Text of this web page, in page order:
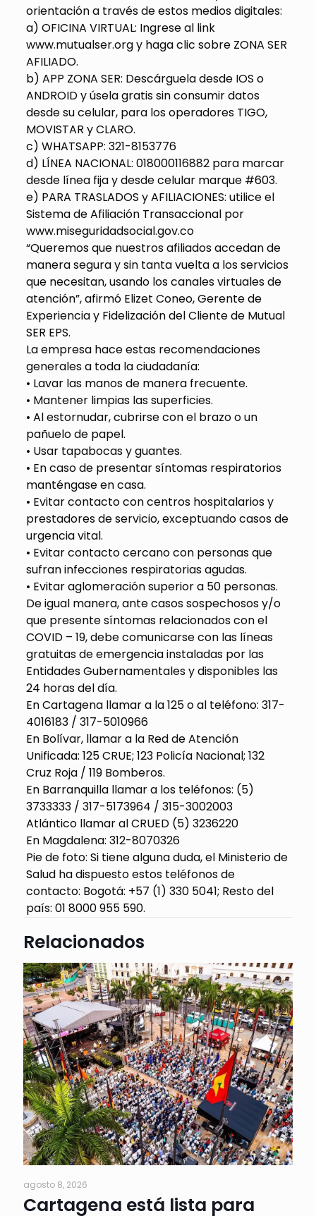
orientación a través de estos medios digitales:
a) OFICINA VIRTUAL: Ingrese al link
www.mutualser.org y haga clic sobre ZONA SER
AFILIADO.
b) APP ZONA SER: Descárguela desde IOS o
ANDROID y úsela gratis sin consumir datos
desde su celular, para los operadores TIGO,
MOVISTAR y CLARO.
c) WHATSAPP: 321-8153776
d) LÍNEA NACIONAL: 018000116882 para marcar
desde línea fija y desde celular marque #603.
e) PARA TRASLADOS y AFILIACIONES: utilice el
Sistema de Afiliación Transaccional por
www.miseguridadsocial.gov.co
“Queremos que nuestros afiliados accedan de
manera segura y sin tanta vuelta a los servicios
que necesitan, usando los canales virtuales de
atención”, afirmó Elizet Coneo, Gerente de
Experiencia y Fidelización del Cliente de Mutual
SER EPS.
La empresa hace estas recomendaciones
generales a toda la ciudadanía:
• Lavar las manos de manera frecuente.
• Mantener limpias las superficies.
• Al estornudar, cubrirse con el brazo o un
pañuelo de papel.
• Usar tapabocas y guantes.
• En caso de presentar síntomas respiratorios
manténgase en casa.
• Evitar contacto con centros hospitalarios y
prestadores de servicio, exceptuando casos de
urgencia vital.
• Evitar contacto cercano con personas que
sufran infecciones respiratorias agudas.
• Evitar aglomeración superior a 50 personas.
De igual manera, ante casos sospechosos y/o
que presente síntomas relacionados con el
COVID – 19, debe comunicarse con las líneas
gratuitas de emergencia instaladas por las
Entidades Gubernamentales y disponibles las
24 horas del día.
En Cartagena llamar a la 125 o al teléfono: 317-
4016183 / 317-5010966
En Bolívar, llamar a la Red de Atención
Unificada: 125 CRUE; 123 Policía Nacional; 132
Cruz Roja / 119 Bomberos.
En Barranquilla llamar a los teléfonos: (5)
3733333 / 317-5173964 / 315-3002003
Atlántico llamar al CRUED (5) 3236220
En Magdalena: 312-8070326
Pie de foto: Si tiene alguna duda, el Ministerio de
Salud ha dispuesto estos teléfonos de
contacto: Bogotá: +57 (1) 330 5041; Resto del
país: 01 8000 955 590.
Relacionados
agosto 8, 2026
Cartagena está lista para